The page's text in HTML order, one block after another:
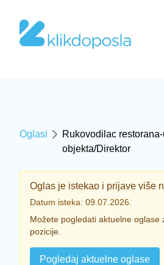
Oglasi
Rukovodilac
objekta/Direktor
Oglas je istekao i prijave više
Datum isteka: 09.07.2026.
Možete pogledati aktuelne oglase
pozicije.
Pogledaj aktuelne oglase